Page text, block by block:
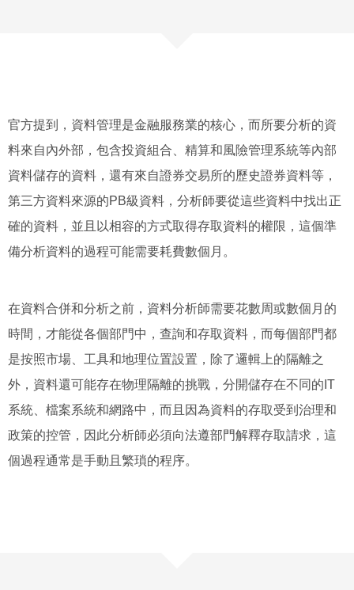
官方提到，資料管理是金融服務業的核心，而所要分析的資
料來自內外部，包含投資組合、精算和風險管理系統等內部
資料儲存的資料，還有來自證券交易所的歷史證券資料等，
第三方資料來源的PB級資料，分析師要從這些資料中找出正
確的資料，並且以相容的方式取得存取資料的權限，這個準
備分析資料的過程可能需要耗費數個月。
在資料合併和分析之前，資料分析師需要花數周或數個月的
時間，才能從各個部門中，查詢和存取資料，而每個部門都
是按照市場、工具和地理位置設置，除了邏輯上的隔離之
外，資料還可能存在物理隔離的挑戰，分開儲存在不同的IT
系統、檔案系統和網路中，而且因為資料的存取受到治理和
政策的控管，因此分析師必須向法遵部門解釋存取請求，這
個過程通常是手動且繁瑣的程序。